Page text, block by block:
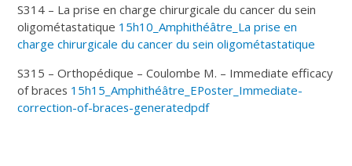
S314 – La prise en charge chirurgicale du cancer du sein
oligométastatique 15h10_Amphithéâtre_La prise en
charge chirurgicale du cancer du sein oligométastatique
S315 – Orthopédique – Coulombe M. – Immediate efficacy
of braces 15h15_Amphithéâtre_EPoster_Immediate-
correction-of-braces-generatedpdf